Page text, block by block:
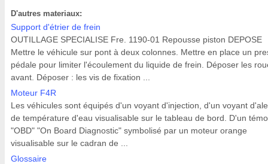
D'autres materiaux:
Support d'étrier de frein
OUTILLAGE SPECIALISE Fre. 1190-01 Repousse piston DEPOSE
Mettre le véhicule sur pont à deux colonnes. Mettre en place un
pédale pour limiter l'écoulement du liquide de frein. Déposer les
avant. Déposer : les vis de fixation ...
Moteur F4R
Les véhicules sont équipés d'un voyant d'injection, d'un voyant
de température d'eau visualisable sur le tableau de bord. D'un
"OBD" "On Board Diagnostic" symbolisé par un moteur orange
visualisable sur le cadran de ...
Glossaire